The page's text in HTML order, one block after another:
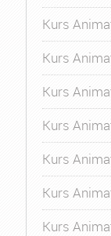
Kurs
Kurs
Kurs
Kurs
Kurs
Kurs
Kurs